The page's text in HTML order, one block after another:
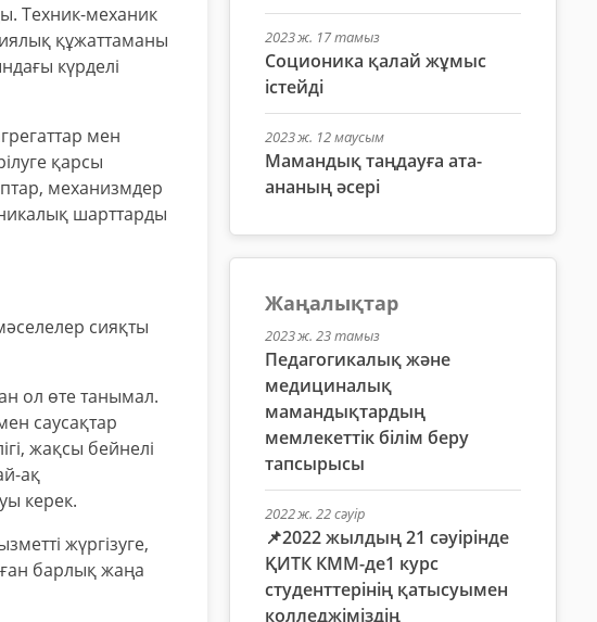
Техник-механик
құжаттаманы
күрделі
мен
қарсы
механизмдер
шарттарды
сияқты
ол өте танымал.
саусақтар
жақсы бейнелі
ақ
керек.
жүргізуге,
барлық жаңа
2023 ж. 17 тамыз
Соционика қалай жұмыс
істейді
2023 ж. 12 маусым
Мамандық таңдауға ата-
ананың әсері
Жаңалықтар
2023 ж. 23 тамыз
Педагогикалық және
медициналық
мамандықтардың
мемлекеттік білім беру
тапсырысы
2022 ж. 22 сәуір
📌2022 жылдың 21 сәуірінде
ҚИТК КММ-де1 курс
студенттерінің қатысуымен
колледжіміздің